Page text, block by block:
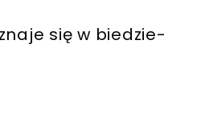
się w biedzie-